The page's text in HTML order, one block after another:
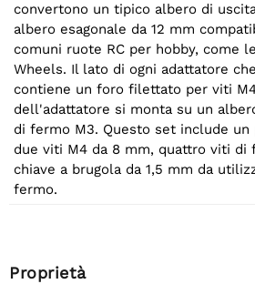
convertono un tipico albero di
albero esagonale da 12 mm
comuni ruote RC per hobby, come
Wheels. Il lato di ogni adattatore
contiene un foro filettato per viti
dell'adattatore si monta su un
di fermo M3. Questo set include un
due viti M4 da 8 mm, quattro viti di
chiave a brugola da 1,5 mm da
fermo.
Proprietà